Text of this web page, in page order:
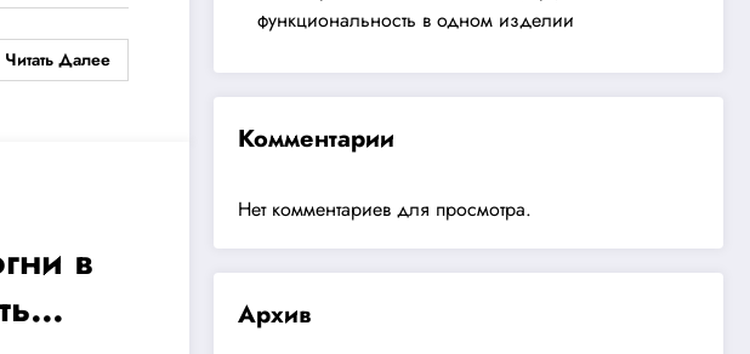
Читать Далее
в
функциональность в одном изделии
Комментарии
Нет комментариев для просмотра.
Архив